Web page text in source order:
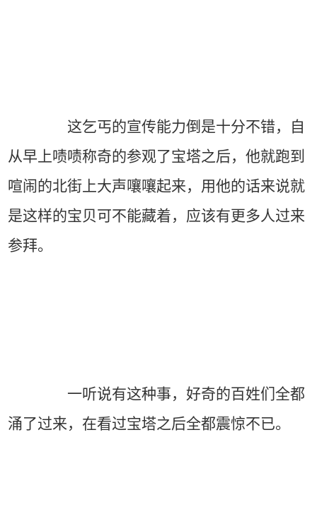
这乞丐的宣传能力倒是十分不错，自
从早上啧啧称奇的参观了宝塔之后，他就跑到
喧闹的北街上大声嚷嚷起来，用他的话来说就
是这样的宝贝可不能藏着，应该有更多人过来
参拜。
一听说有这种事，好奇的百姓们全都
涌了过来，在看过宝塔之后全都震惊不已。